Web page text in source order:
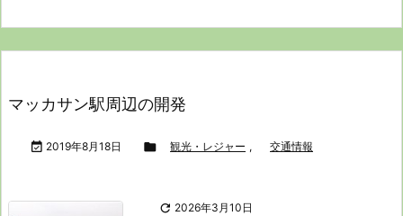
マッカサン駅周辺の開発
 2019年8月18日  観光・レジャー , 交通情報
 2026年3月10日